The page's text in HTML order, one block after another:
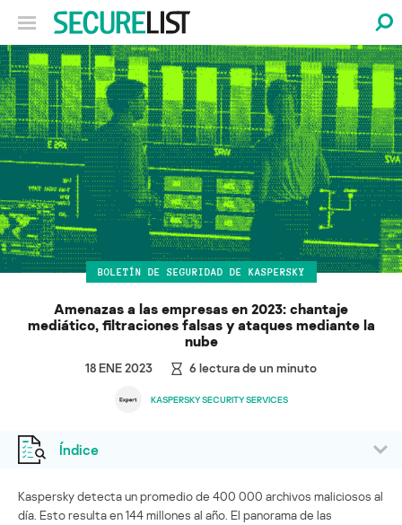
BOLETÍN DE SEGURIDAD DE KASPERSKY
Amenazas a las empresas en 2023: chantaje
mediático, filtraciones falsas y ataques mediante la
nube
18 ENE 2023 6 lectura de un minuto
KASPERSKY SECURITY SERVICES
Índice
Kaspersky detecta un promedio de 400 000 archivos maliciosos al
día. Esto resulta en 144 millones al año. El panorama de las